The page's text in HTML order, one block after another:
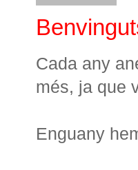
Cada any
més, ja que
Enguany